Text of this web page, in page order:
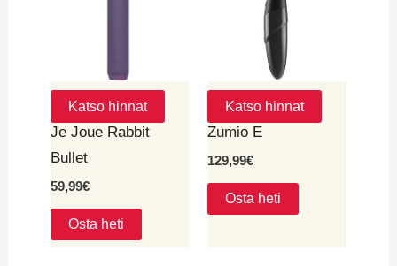
Katso hinnat
Je Joue Rabbit
Bullet
59,99€
Osta heti
Katso hinnat
Zumio E
129,99€
Osta heti